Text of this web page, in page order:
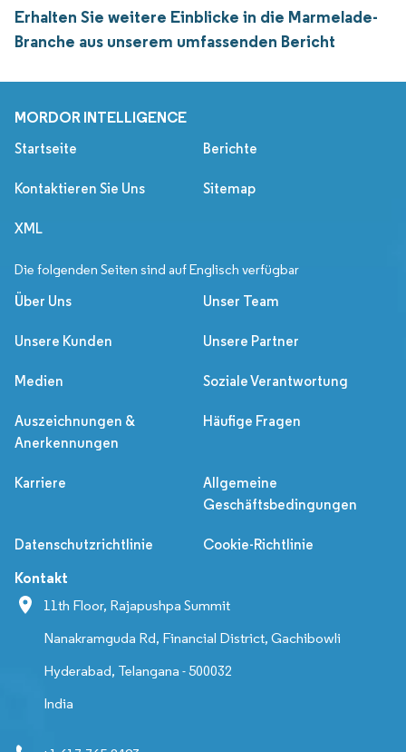
Erhalten Sie weitere Einblicke in die Marmelade-
Branche aus unserem umfassenden Bericht
MORDOR INTELLIGENCE
Startseite Berichte
Kontaktieren Sie Uns Sitemap
XML
Die folgenden Seiten sind auf Englisch verfügbar
Über Uns Unser Team
Unsere Kunden Unsere Partner
Medien Soziale Verantwortung
Auszeichnungen &
Anerkennungen
Häufige Fragen
Karriere
Allgemeine
Geschäftsbedingungen
Datenschutzrichtlinie Cookie-Richtlinie
Kontakt
11th Floor, Rajapushpa Summit
Nanakramguda Rd, Financial District, Gachibowli
Hyderabad, Telangana - 500032
India